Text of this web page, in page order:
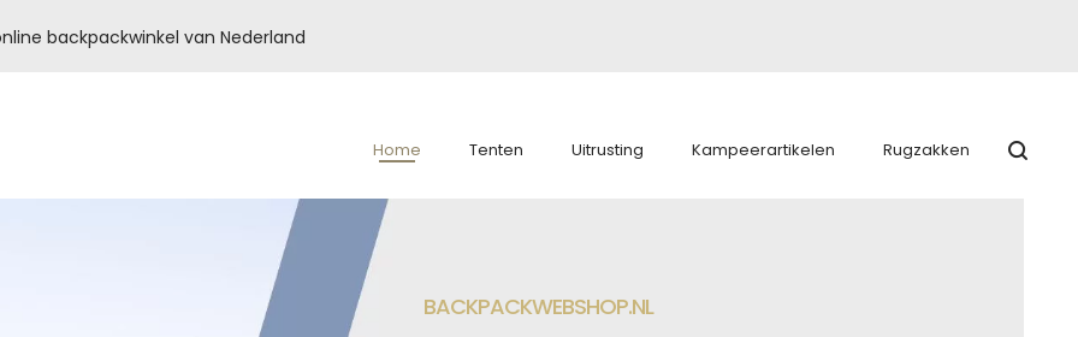
backpackwinkel van Nederland
Home Tenten Uitrusting Kampeerartikelen Rugzakken
BACKPACKWEBSHOP.NL